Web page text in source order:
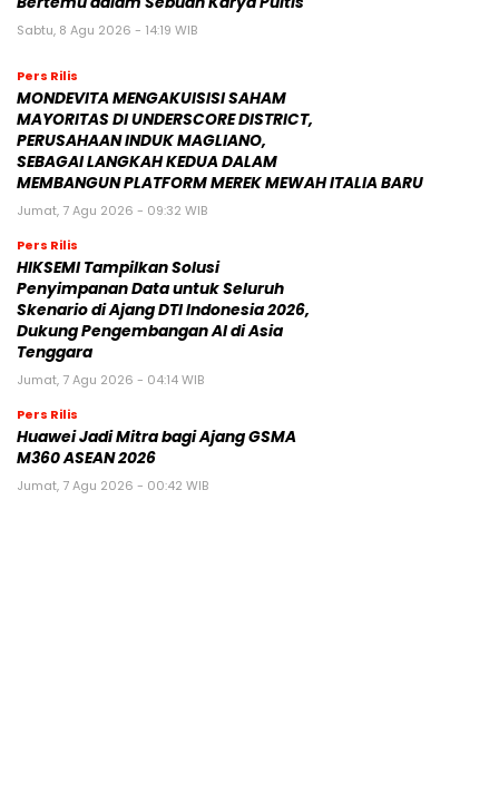
Sabtu, 8 Agu 2026 - 14:19 WIB
Pers Rilis
MONDEVITA MENGAKUISISI SAHAM
MAYORITAS DI UNDERSCORE DISTRICT,
PERUSAHAAN INDUK MAGLIANO,
SEBAGAI LANGKAH KEDUA DALAM
MEMBANGUN PLATFORM MEREK MEWAH ITALIA BARU
Jumat, 7 Agu 2026 - 09:32 WIB
Pers Rilis
HIKSEMI Tampilkan Solusi
Penyimpanan Data untuk Seluruh
Skenario di Ajang DTI Indonesia 2026,
Dukung Pengembangan AI di Asia
Tenggara
Jumat, 7 Agu 2026 - 04:14 WIB
Pers Rilis
Huawei Jadi Mitra bagi Ajang GSMA
M360 ASEAN 2026
Jumat, 7 Agu 2026 - 00:42 WIB